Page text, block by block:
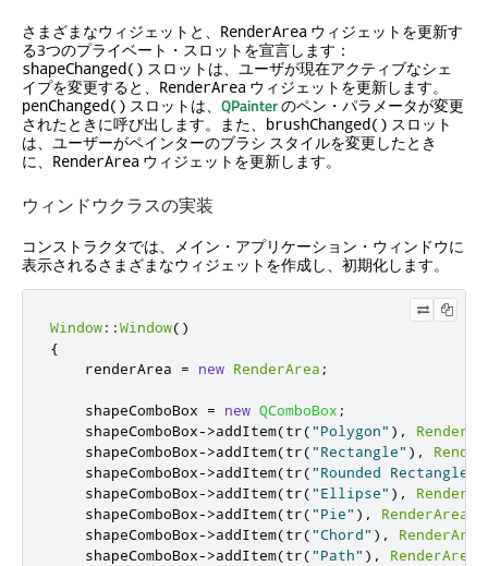
さまざまなウィジェットと、 RenderArea ウィジェットを更新す
る3つのプライベート・スロットを宣言します：
shapeChanged() スロットは、ユーザが現在アクティブなシェ
イプを変更すると、 RenderArea ウィジェットを更新します。
penChanged() スロットは、 QPainterのペン・パラメータが変更
されたときに呼び出します。また、 brushChanged() スロット
は、ユーザーがペインターのブラシ スタイルを変更したとき
に、 RenderArea ウィジェットを更新します。
ウィンドウクラスの実装
コンストラクタでは、メイン・アプリケーション・ウィンドウに
表示されるさまざまなウィジェットを作成し、初期化します。
Window::Window()
{
    renderArea
= new RenderArea ;
    shapeComboBox
= new QComboBox ;
    shapeComboBox
->addItem(tr("Polygon" ) ,
    shapeComboBox
->addItem(tr("Rectangle" ) ,
    shapeComboBox
->addItem(tr("Rounded Rectangle"
    shapeComboBox
->addItem(tr("Ellipse" ) ,
    shapeComboBox
->addItem(tr("Pie" ) , RenderArea
    shapeComboBox
->addItem(tr("Chord" ) , RenderArea
    shapeComboBox
->addItem(tr("Path" ) , RenderArea